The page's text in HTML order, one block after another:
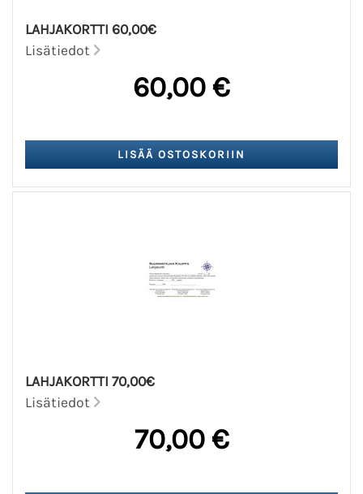
LAHJAKORTTI 60,00€
Lisätiedot
60,00 €
LAHJAKORTTI 70,00€
Lisätiedot
70,00 €